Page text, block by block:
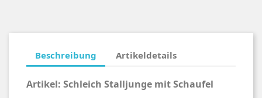
Beschreibung Artikeldetails
Artikel: Schleich Stalljunge mit Schaufel